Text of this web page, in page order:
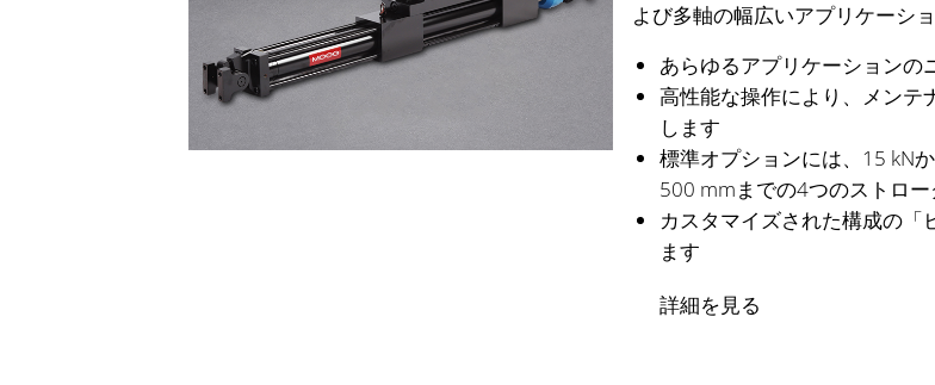
よび多軸の幅広いアプリケーシ
あらゆるアプリケーションの
高性能な操作により、メンテ
します
標準オプションには、15 kN
500 mmまでの4つのストロ
カスタマイズされた構成の「
ます
詳細を見る